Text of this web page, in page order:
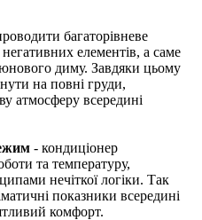
багаторівневе
елементів, а саме
диму. Завдяки цьому
на повні груди,
атмосферу всередині
- кондиціонер
та температуру,
нечіткої логіки. Так
показники всередині
комфорт.